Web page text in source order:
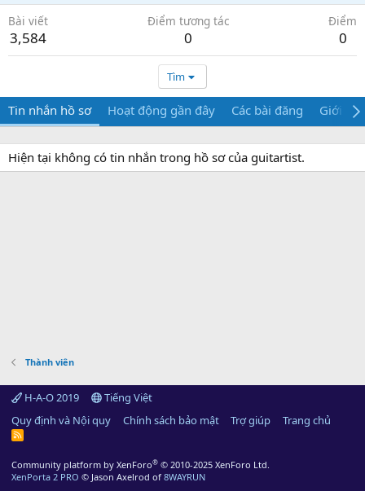
Bài viết
3,584
Điểm tương tác
0
Điểm
0
Tìm
Tin nhắn hồ sơ Hoạt động gần đây Các bài đăng Giới
Hiện tại không có tin nhắn trong hồ sơ của guitartist.
Thành viên
H-A-O 2019
Tiếng Việt
Quy định và Nội quy
Chính sách bảo mật Trợ giúp Trang chủ
R
Community platform by XenForo® © 2010-2025 XenForo Ltd.
XenPorta 2 PRO © Jason Axelrod of 8WAYRUN